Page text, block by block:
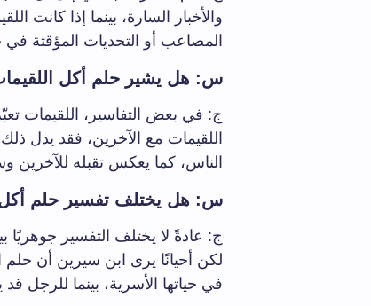
والأخبار السارة، بينما إذا كانت
المصاعب أو التحديات المؤقتة في
س: هل يشير حلم أكل اللقيمات
ج: في بعض التفاسير، اللقيمات
اللقيمات مع الآخرين، فقد يدل
الناس، كما يعكس تقبله للآخرين
س: هل يختلف تفسير حلم أكل
ج: عادةً لا يختلف التفسير جوهريًا
لكن أحيانًا يرى ابن سيرين أن
في حياتها الأسرية، بينما